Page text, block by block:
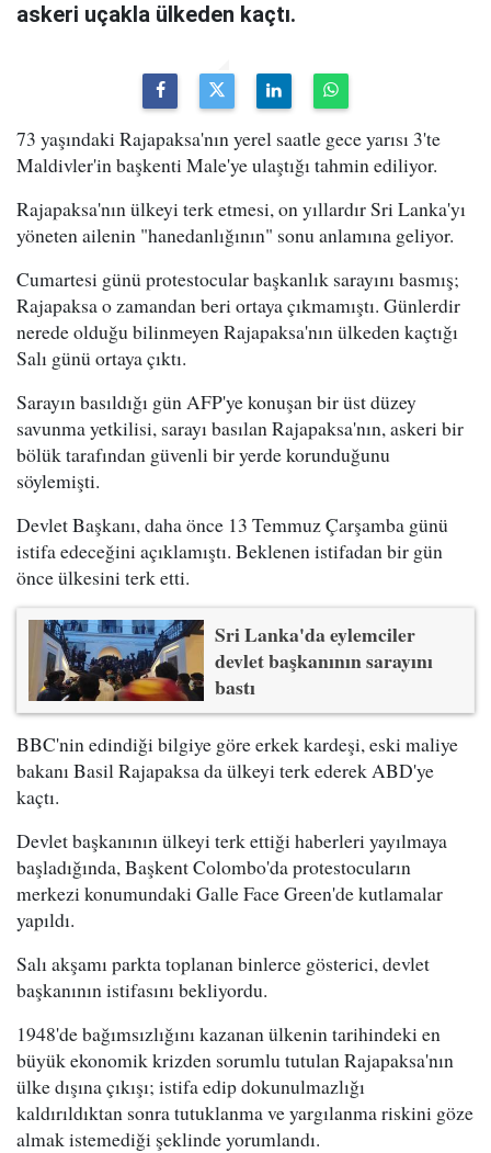
askeri uçakla ülkeden kaçtı.
73 yaşındaki Rajapaksa'nın yerel saatle gece yarısı 3'te
Maldivler'in başkenti Male'ye ulaştığı tahmin ediliyor.
Rajapaksa'nın ülkeyi terk etmesi, on yıllardır Sri Lanka'yı
yöneten ailenin "hanedanlığının" sonu anlamına geliyor.
Cumartesi günü protestocular başkanlık sarayını basmış;
Rajapaksa o zamandan beri ortaya çıkmamıştı. Günlerdir
nerede olduğu bilinmeyen Rajapaksa'nın ülkeden kaçtığı
Salı günü ortaya çıktı.
Sarayın basıldığı gün AFP'ye konuşan bir üst düzey
savunma yetkilisi, sarayı basılan Rajapaksa'nın, askeri bir
bölük tarafından güvenli bir yerde korunduğunu
söylemişti.
Devlet Başkanı, daha önce 13 Temmuz Çarşamba günü
istifa edeceğini açıklamıştı. Beklenen istifadan bir gün
önce ülkesini terk etti.
Sri Lanka'da eylemciler
devlet başkanının sarayını
bastı
BBC'nin edindiği bilgiye göre erkek kardeşi, eski maliye
bakanı Basil Rajapaksa da ülkeyi terk ederek ABD'ye
kaçtı.
Devlet başkanının ülkeyi terk ettiği haberleri yayılmaya
başladığında, Başkent Colombo'da protestocuların
merkezi konumundaki Galle Face Green'de kutlamalar
yapıldı.
Salı akşamı parkta toplanan binlerce gösterici, devlet
başkanının istifasını bekliyordu.
1948'de bağımsızlığını kazanan ülkenin tarihindeki en
büyük ekonomik krizden sorumlu tutulan Rajapaksa'nın
ülke dışına çıkışı; istifa edip dokunulmazlığı
kaldırıldıktan sonra tutuklanma ve yargılanma riskini göze
almak istemediği şeklinde yorumlandı.